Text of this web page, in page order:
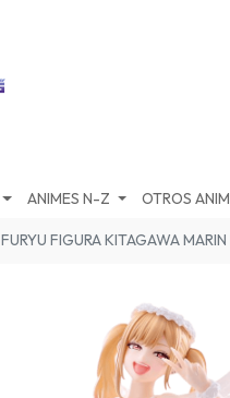
ANIMES N-Z OTROS
FURYU FIGURA KITAGAWA